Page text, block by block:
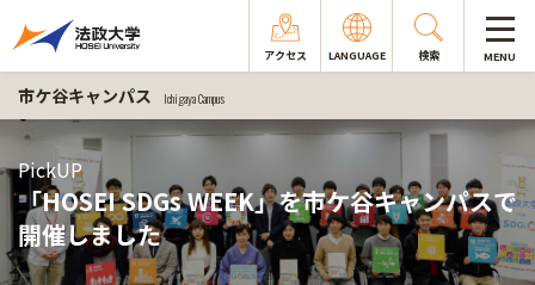
アクセス LANGUAGE 検索 MENU
市ケ谷キャンパス Ichigaya Campus
PickUP
「HOSEI SDGs WEEK」を市ケ谷キャンパスで
開催しました